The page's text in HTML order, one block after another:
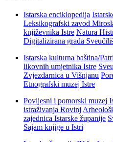
Istarska enciklopedija
Leksikografski zavod
književnika Istre Natura
Digitalizirana građa
Istarska kulturna baština/
likovnih umjetnika Istre
Zvjezdarnica u Višnjanu
Etnografski muzej Istre
Povijesni i pomorski muzej
istraživanja Rovinj
zajednica Istarske županije
Sajam knjige u Istri